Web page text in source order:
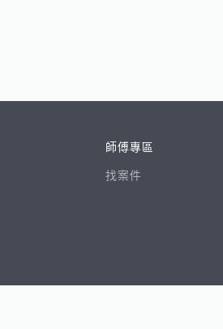
師傅專區
找案件